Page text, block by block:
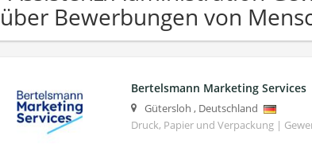
über Bewerbungen von
Bertelsmann Marketing Services
Gütersloh , Deutschland
Druck, Papier und Verpackung |